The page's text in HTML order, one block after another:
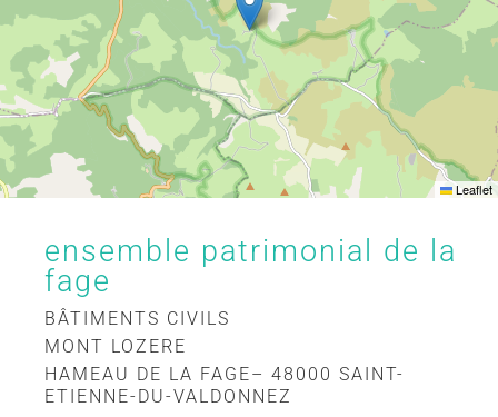
Leaflet
ensemble patrimonial de la
fage
BÂTIMENTS CIVILS
MONT LOZERE
HAMEAU DE LA FAGE– 48000 SAINT-
ETIENNE-DU-VALDONNEZ